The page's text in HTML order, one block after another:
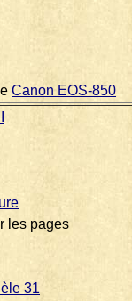
Canon EOS-850
les pages
31